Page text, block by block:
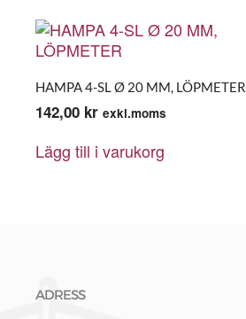
HAMPA 4-SL Ø 20 MM, LÖPMETER
142,00 kr exkl.moms
Lägg till i varukorg
ADRESS